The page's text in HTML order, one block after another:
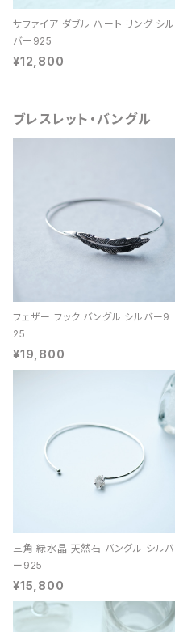
サファイア ダブル ハート リング シル
バー925
¥12,800
ブレスレット・バングル
フェザー フック バングル シルバー9
25
¥19,800
三角 緑水晶 天然石 バングル シルバ
ー925
¥15,800